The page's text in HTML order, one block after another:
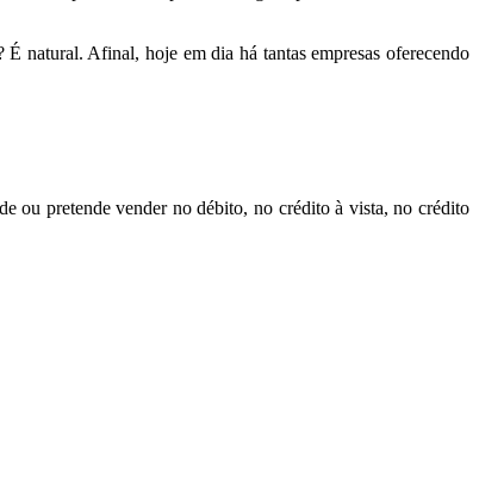
natural. Afinal, hoje em dia há tantas empresas oferecendo
ou pretende vender no débito, no crédito à vista, no crédito